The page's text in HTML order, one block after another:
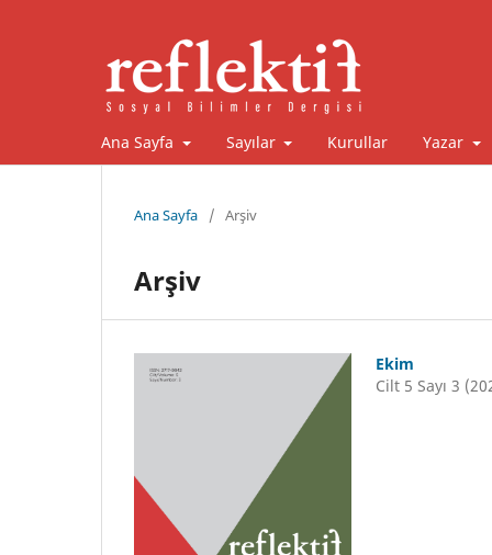
Ana Sayfa Sayılar Kurullar Yazar
Ana Sayfa / Arşiv
Arşiv
Ekim
Cilt 5 Sayı 3